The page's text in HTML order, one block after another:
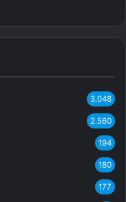
3.048
2.560
194
180
177